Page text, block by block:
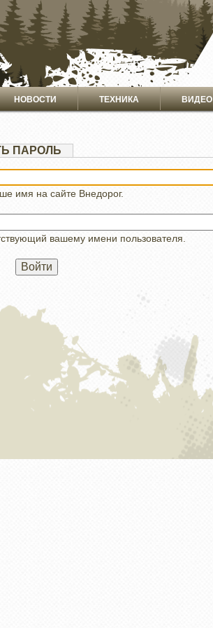
НОВОСТИ ТЕХНИКА ВИДЕО
ПАРОЛЬ
имя на сайте Внедорог.
вашему имени пользователя.